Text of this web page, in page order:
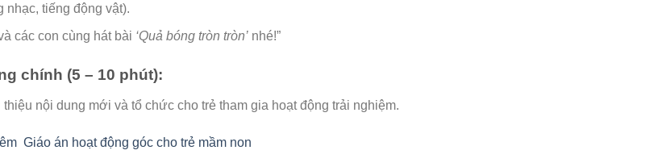
nhạc, tiếng động vật).
các con cùng hát bài ‘Quả bóng tròn tròn’ nhé!”
chính (5 – 10 phút):
thiệu nội dung mới và tổ chức cho trẻ tham gia hoạt động trải nghiệm.
Giáo án hoạt động góc cho trẻ mầm non